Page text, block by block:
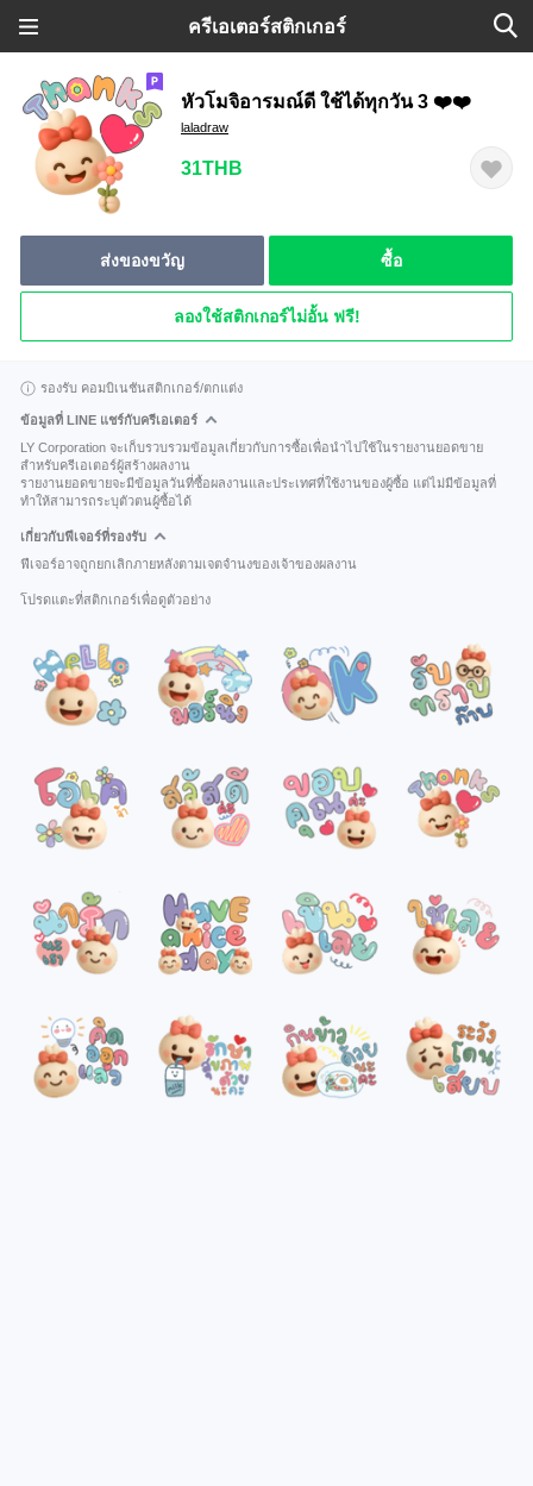
ครีเอเตอร์สติกเกอร์
หัวโมจิอารมณ์ดี ใช้ได้ทุกวัน 3 ❤️❤️
laladraw
31THB
ส่งของขวัญ ซื้อ
ลองใช้สติกเกอร์ไม่อั้น ฟรี!
รองรับ คอมบิเนชันสติกเกอร์/ตกแต่ง
ข้อมูลที่ LINE แชร์กับครีเอเตอร์
LY Corporation จะเก็บรวบรวมข้อมูลเกี่ยวกับการซื้อเพื่อนำไปใช้ในรายงานยอดขาย
สำหรับครีเอเตอร์ผู้สร้างผลงาน
รายงานยอดขายจะมีข้อมูลวันที่ซื้อผลงานและประเทศที่ใช้งานของผู้ซื้อ แต่ไม่มีข้อมูลที่
ทำให้สามารถระบุตัวตนผู้ซื้อได้
เกี่ยวกับฟีเจอร์ที่รองรับ
ฟีเจอร์อาจถูกยกเลิกภายหลังตามเจตจำนงของเจ้าของผลงาน
โปรดแตะที่สติกเกอร์เพื่อดูตัวอย่าง